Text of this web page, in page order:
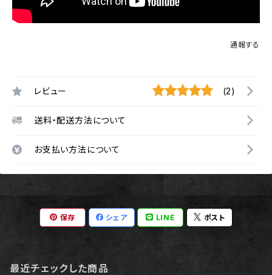
通報する
レビュー (2)
送料・配送方法について
お支払い方法について
保存 シェア LINE ポスト
最近チェックした商品